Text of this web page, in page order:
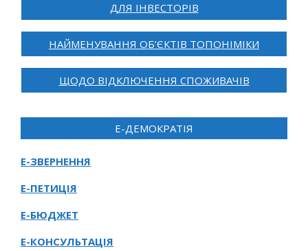
ДЛЯ ІНВЕСТОРІВ
НАЙМЕНУВАННЯ ОБ’ЄКТІВ ТОПОНІМІКИ
ЩОДО ВІДКЛЮЧЕННЯ СПОЖИВАЧІВ
Е-ДЕМОКРАТІЯ
Е-ЗВЕРНЕННЯ
Е-ПЕТИЦІЯ
Е-БЮДЖЕТ
Е-КОНСУЛЬТАЦІЯ